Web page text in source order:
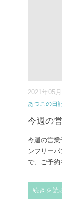
2021年05月
あつこの日
今週の
今週の営業
ンフリー
で、ご予約
続きを読